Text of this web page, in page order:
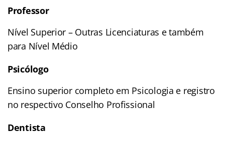
Professor
Nível Superior – Outras Licenciaturas e também
para Nível Médio
Psicólogo
Ensino superior completo em Psicologia e registro
no respectivo Conselho Profissional
Dentista